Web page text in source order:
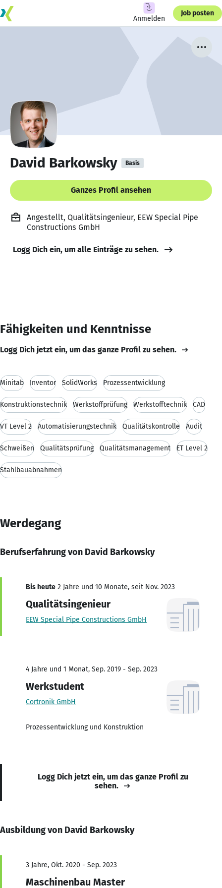
Anmelden
Job posten
David Barkowsky Basis
Ganzes Profil ansehen
Angestellt, Qualitätsingenieur, EEW Special Pipe
Constructions GmbH
Logg Dich ein, um alle Einträge zu sehen.
Fähigkeiten und Kenntnisse
Logg Dich jetzt ein, um das ganze Profil zu sehen.
Minitab Inventor SolidWorks Prozessentwicklung
Konstruktionstechnik Werkstoffprüfung Werkstofftechnik CAD
VT Level 2 Automatisierungstechnik Qualitätskontrolle Audit
Schweißen Qualitätsprüfung Qualitätsmanagement ET Level 2
Stahlbauabnahmen
Werdegang
Berufserfahrung von David Barkowsky
Bis heute 2 Jahre und 10 Monate, seit Nov. 2023
Qualitätsingenieur
EEW Special Pipe Constructions GmbH
4 Jahre und 1 Monat, Sep. 2019 - Sep. 2023
Werkstudent
Cortronik GmbH
Prozessentwicklung und Konstruktion
Logg Dich jetzt ein, um das ganze Profil zu
sehen.
Ausbildung von David Barkowsky
3 Jahre, Okt. 2020 - Sep. 2023
Maschinenbau Master